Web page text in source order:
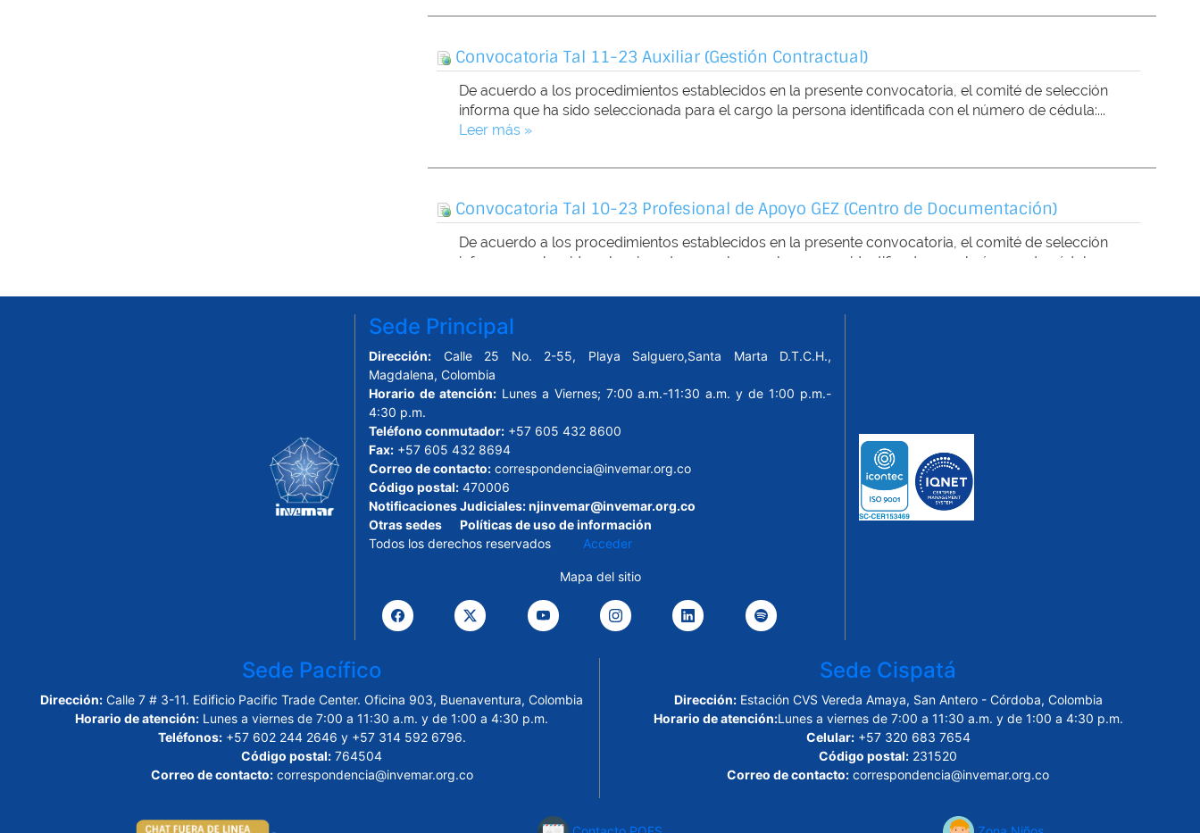
Sede Principal
Dirección: Calle 25 No. 2-55, Playa Salguero,Santa Marta D.T.C.H.,
Magdalena, Colombia
Horario de atención:Lunes a Viernes; 7:00 a.m.-11:30 a.m. y de 1:00 p.m.-
4:30 p.m.
Teléfono conmutador: +57 605 432 8600
Fax: +57 605 432 8694
Correo de contacto: correspondencia@invemar.org.co
Código postal: 470006
Notificaciones Judiciales:njinvemar@invemar.org.co
Otras sedes
Políticas de uso de información
Todos los derechos reservados Acceder
Mapa del sitio
Sede Pacífico
Dirección: Calle 7 # 3-11. Edificio Pacific Trade Center. Oficina 903, Buenaventura, Colombia
Horario de atención: Lunes a viernes de 7:00 a 11:30 a.m. y de 1:00 a 4:30 p.m.
Teléfonos:+57 602 244 2646 y +57 314 592 6796.
Código postal: 764504
Correo de contacto:correspondencia@invemar.org.co
Sede Cispatá
Dirección:Estación CVS Vereda Amaya, San Antero - Córdoba, Colombia
Horario de atención:Lunes a viernes de 7:00 a 11:30 a.m. y de 1:00 a 4:30 p.m.
Celular:+57 320 683 7654
Código postal: 231520
Correo de contacto: correspondencia@invemar.org.co